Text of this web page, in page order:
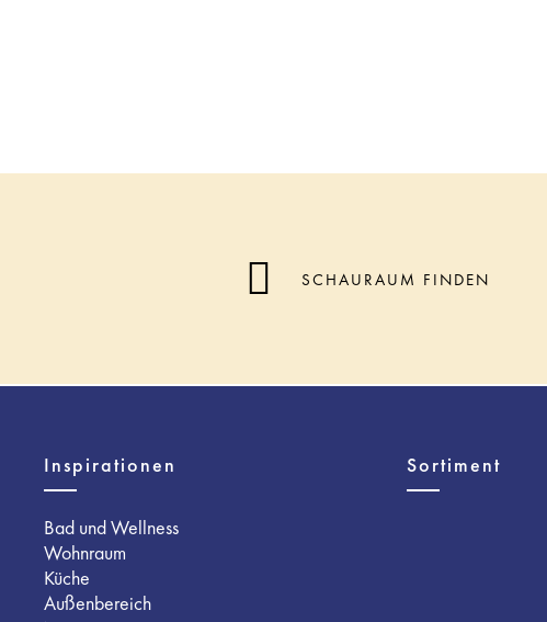
SCHAURAUM FINDEN
Inspirationen
Bad und Wellness
Wohnraum
Küche
Außenbereich
Sortiment